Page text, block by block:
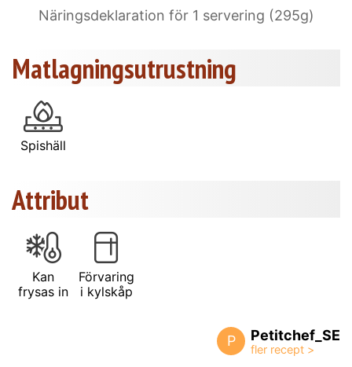
Näringsdeklaration för 1 servering (295g)
Matlagningsutrustning
Spishäll
Attribut
Kan
frysas in
Förvaring
i kylskåp
P Petitchef_SE